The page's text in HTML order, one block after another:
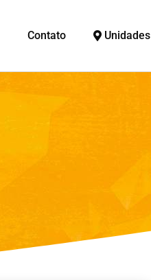
Contato Unidades